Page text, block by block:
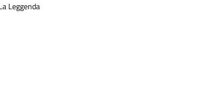
Leggenda